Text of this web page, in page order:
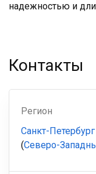
надежностью и
Контакты
Регион
Санкт-
(Северо-